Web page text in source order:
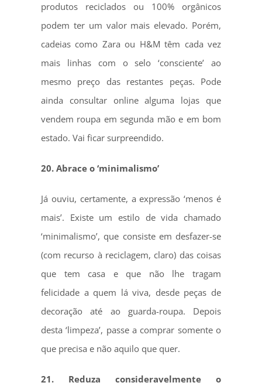
produtos reciclados ou 100% orgânicos
podem ter um valor mais elevado. Porém,
cadeias como Zara ou H&M têm cada vez
mais linhas com o selo ‘consciente’ ao
mesmo preço das restantes peças. Pode
ainda consultar online alguma lojas que
vendem roupa em segunda mão e em bom
estado. Vai ficar surpreendido.
20. Abrace o ‘minimalismo’
Já ouviu, certamente, a expressão ‘menos é
mais’. Existe um estilo de vida chamado
‘minimalismo’, que consiste em desfazer-se
(com recurso à reciclagem, claro) das coisas
que tem casa e que não lhe tragam
felicidade a quem lá viva, desde peças de
decoração até ao guarda-roupa. Depois
desta ‘limpeza’, passe a comprar somente o
que precisa e não aquilo que quer.
21. Reduza consideravelmente o